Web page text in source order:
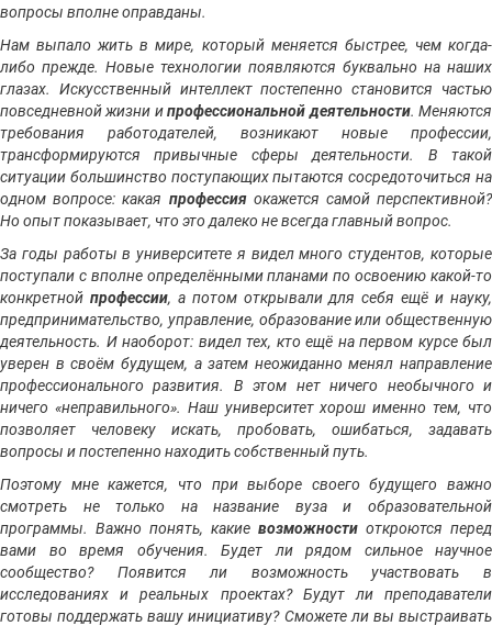
вопросы вполне оправданы.
Нам выпало жить в мире, который меняется быстрее, чем когда-
либо прежде. Новые технологии появляются буквально на наших
глазах. Искусственный интеллект постепенно становится частью
повседневной жизни ипрофессиональной деятельности. Меняются
требования работодателей, возникают новые профессии,
трансформируются привычные сферы деятельности. В такой
ситуации большинство поступающих пытаются сосредоточиться на
одном вопросе: какая профессия окажется самой перспективной?
Но опыт показывает, что это далеко не всегда главный вопрос.
За годы работы в университете я видел много студентов, которые
поступали с вполне определёнными планами по освоению какой-то
конкретной профессии, а потом открывали для себя ещё и науку,
предпринимательство, управление, образование или общественную
деятельность. И наоборот: видел тех, кто ещё на первом курсе был
уверен в своём будущем, а затем неожиданно менял направление
профессионального развития. В этом нет ничего необычного и
ничего «неправильного». Наш университет хорош именно тем, что
позволяет человеку искать, пробовать, ошибаться, задавать
вопросы и постепенно находить собственный путь.
Поэтому мне кажется, что при выборе своего будущего важно
смотреть не только на название вуза и образовательной
программы. Важно понять, какие возможности откроются перед
вами во время обучения. Будет ли рядом сильное научное
сообщество? Появится ли возможность участвовать в
исследованиях и реальных проектах? Будут ли преподаватели
готовы поддержать вашу инициативу? Сможете ли вы выстраивать